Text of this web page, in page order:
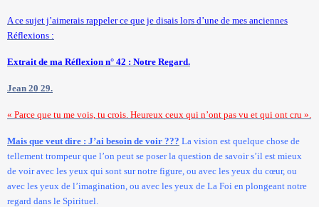
A ce sujet j’aimerais rappeler ce que je disais lors d’une de mes anciennes
Réflexions :
Extrait de ma Réflexion n° 42 : Notre Regard.
Jean 20 29.
« Parce que tu me vois, tu crois. Heureux ceux qui n’ont pas vu et qui ont cru ».
Mais que veut dire : J’ai besoin de voir ??? La vision est quelque chose de
tellement trompeur que l’on peut se poser la question de savoir s’il est mieux
de voir avec les yeux qui sont sur notre figure, ou avec les yeux du cœur, ou
avec les yeux de l’imagination, ou avec les yeux de La Foi en plongeant notre
regard dans le Spirituel.